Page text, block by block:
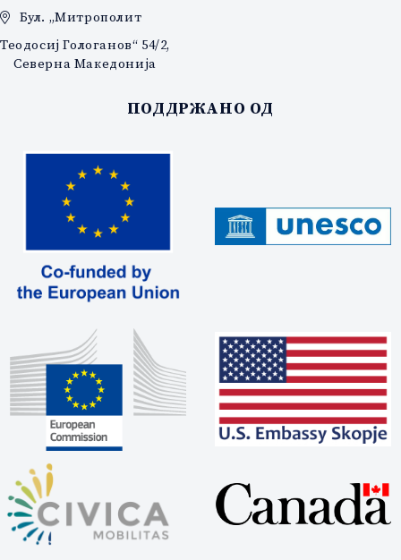
Бул. „Митрополит
Теодосиј Гологанов“ 54/2,
Северна Македонија
ПОДДРЖАНО ОД